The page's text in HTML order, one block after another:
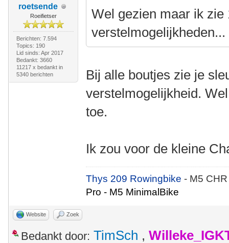
roetsende
Roeifietser
Berichten: 7.594
Topics: 190
Lid sinds: Apr 2017
Bedankt: 3660
11217 x bedankt in
5340 berichten
Wel gezien maar ik zie
verstelmogelijkheden...
Bij alle boutjes zie je
verstelmogelijkheid.
toe.
Ik zou voor de kleine
Thys 209 Rowingbike- M5
Pro - M5 MinimalBike
Website Zoek
Bedankt door: TimSch ,